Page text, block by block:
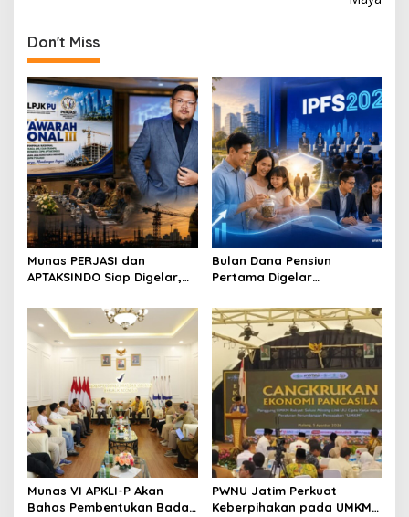
a
v
i
g
a
t
i
o
n
Don't Miss
Munas PERJASI dan
APTAKSINDO Siap Digelar,
Revisi AD/ART
Bulan Dana Pensiun
Pertama Digelar
Perkuat Ekosistem Pensiun
Berkelanjutan
Munas VI APKLI-P Akan
Bahas Pembentukan Badan
PWNU Jatim Perkuat
Keberpihakan pada UMKM